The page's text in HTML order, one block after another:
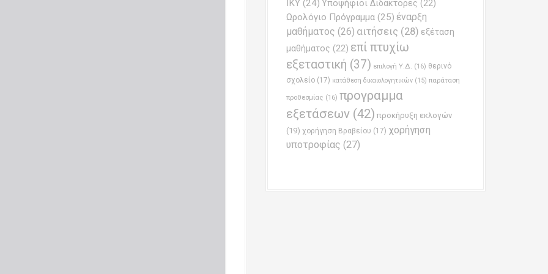
ΙΚΥ (24) Υποψήφιοι Διδάκτορες (22)
Ωρολόγιο Πρόγραμμα (25) έναρξη
μαθήματος (26) αιτήσεις (28) εξέταση
μαθήματος (22) επί πτυχίω
εξεταστική (37) επιλογή Υ.Δ. (16) θερινό
σχολείο (17) κατάθεση δικαιολογητικών (15) παράταση
προθεσμίας (16) προγραμμα
εξετάσεων (42) προκήρυξη εκλογών
(19) χορήγηση Βραβείου (17) χορήγηση
υποτροφίας (27)